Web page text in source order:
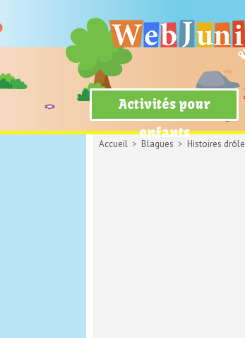
Activités pour
enfants
Accueil > Blagues > Histoires drôles